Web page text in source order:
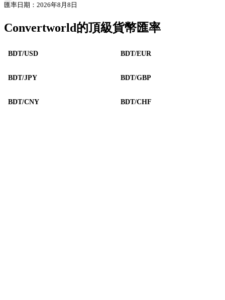
匯率日期：2026年8月8日
Convertworld的頂級貨幣匯率
BDT/USD BDT/EUR
BDT/JPY BDT/GBP
BDT/CNY BDT/CHF